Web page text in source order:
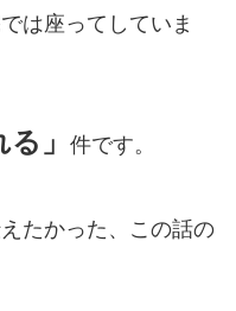
は座ってしていま
る」 件です。
たかった、この話の